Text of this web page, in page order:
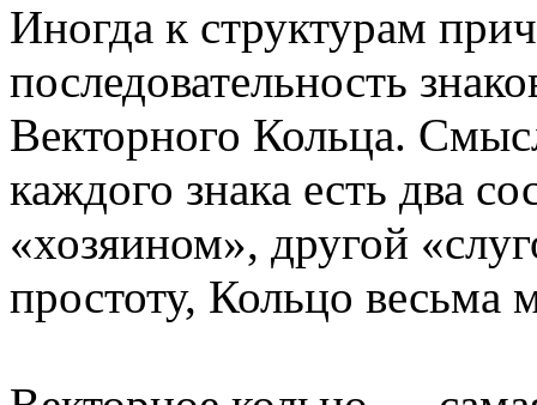
Иногда к структурам
последовательность
Векторного Кольца.
каждого знака есть два
«хозяином», другой
простоту, Кольцо весьма